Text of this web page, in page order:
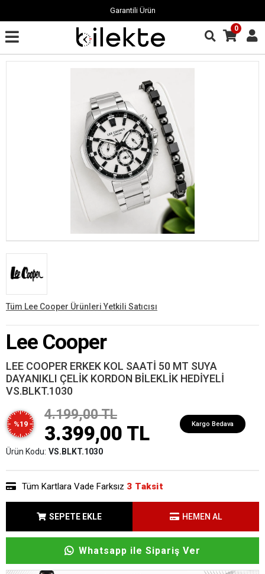
Garantili Ürün
0
Tüm Lee Cooper Ürünleri Yetkili Satıcısı
Lee Cooper
LEE COOPER ERKEK KOL SAATİ 50 MT SUYA
DAYANIKLI ÇELİK KORDON BİLEKLİK HEDİYELİ
VS.BLKT.1030
%19
4.199,00 TL
3.399,00 TL Kargo Bedava
Ürün Kodu: VS.BLKT.1030
Tüm Kartlara Vade Farksız 3 Taksit
SEPETE EKLE HEMEN AL
Whatsapp ile Sipariş Ver